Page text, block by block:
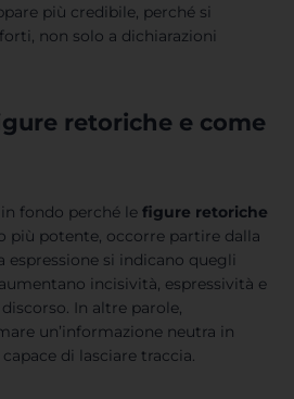
più credibile, perché si
non solo a dichiarazioni
retoriche e come
fondo perché le figure retoriche
più potente, occorre partire dalla
espressione si indicano quegli
incisività, espressività e
In altre parole,
un’informazione neutra in
di lasciare traccia.